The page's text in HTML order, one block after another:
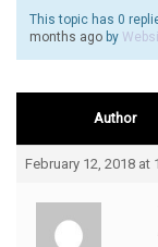
This topic has 0
months ago by
Author
February 12, 2018 at